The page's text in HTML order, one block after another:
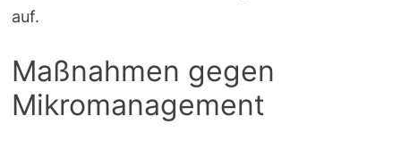
auf.
Maßnahmen gegen
Mikromanagement